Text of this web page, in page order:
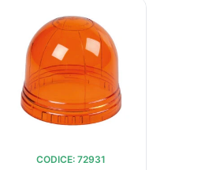
CODICE: 72931
prezzo
originale
era:
€22,08.
è:
€17,69.